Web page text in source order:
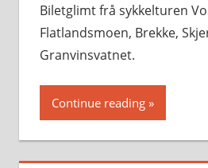
Biletglimt frå sykkelturen
Flatlandsmoen, Brekke,
Granvinsvatnet.
Continue reading